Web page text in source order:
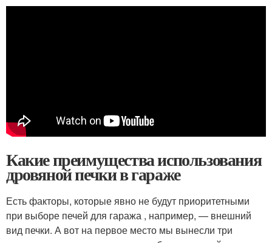
Какие преимущества использования
дровяной печки в гараже
Есть факторы, которые явно не будут приоритетными
при выборе печей для гаража , например, — внешний
вид печки. А вот на первое место мы вынесли три